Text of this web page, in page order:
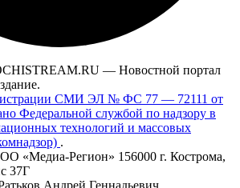
— Новостной портал
СМИ ЭЛ № ФС 77 — 72111 от
Федеральной службой по надзору в
технологий и массовых
.
«Медиа-Регион» 156000 г. Кострома,
37Г
Андрей Геннадьевич